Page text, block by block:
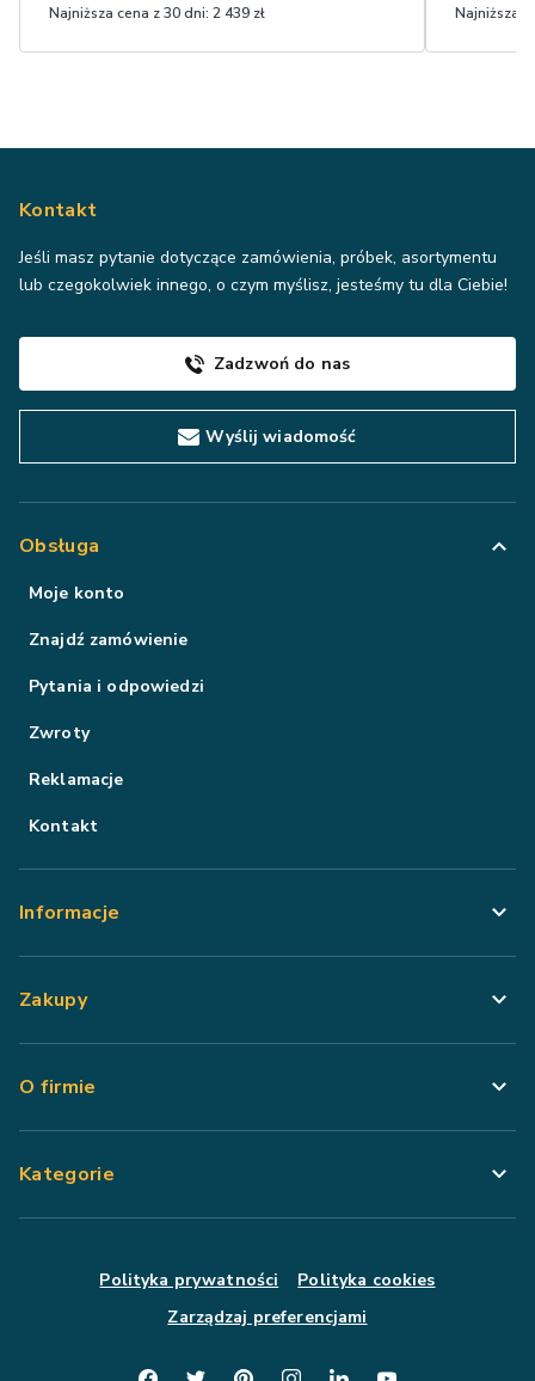
Najniższa cena z 30 dni: 2 439 zł Najniższa
Kontakt
Jeśli masz pytanie dotyczące zamówienia, próbek, asortymentu
lub czegokolwiek innego, o czym myślisz, jesteśmy tu dla Ciebie!
Zadzwoń do nas
Wyślij wiadomość
Obsługa
Moje konto
Znajdź zamówienie
Pytania i odpowiedzi
Zwroty
Reklamacje
Kontakt
Informacje
Zakupy
O firmie
Kategorie
Polityka prywatności
Polityka cookies
Zarządzaj preferencjami